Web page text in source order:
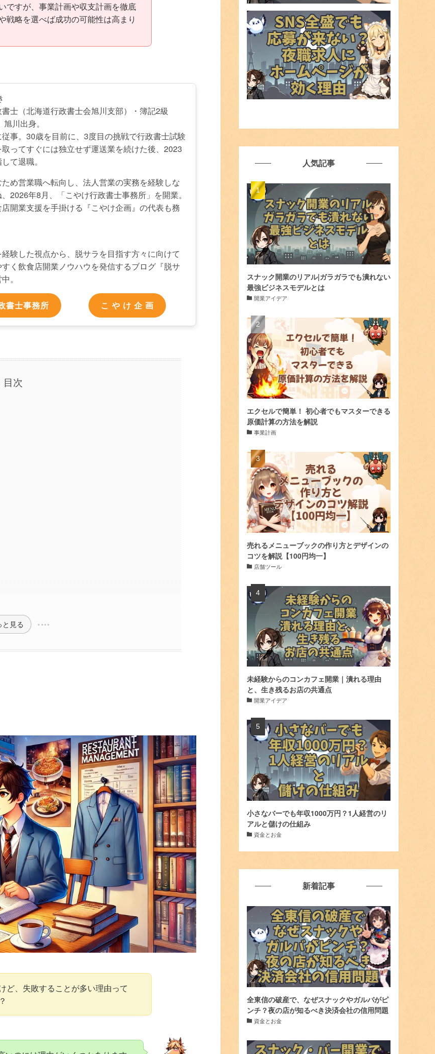
ですが、事業計画や収支計画を徹底
戦略を選べば成功の可能性は高まり
士（北海道行政書士会旭川支部）・簿記2級
川出身。
事。30歳を目前に、3度目の挑戦で行政書士試験
ってすぐには独立せず運送業を続けた後、2023
て退職。
め営業職へ転向し、法人営業の実務を経験しな
2026年8月、「こやけ行政書士事務所」を開業。
開業支援を手掛ける『こやけ企画』の代表も務
験した視点から、脱サラを目指す方々に向けて
く飲食店開業ノウハウを発信するブログ『脱サ
。
書士事務所 こ や け 企 画
目次
と見る
ど、失敗することが多い理由って
人気記事
スナック開業のリアル|ガラガラでも潰れない
最強ビジネスモデルとは
開業アイデア
エクセルで簡単！ 初心者でもマスターできる
原価計算の方法を解説
事業計画
売れるメニューブックの作り方とデザインの
コツを解説【100円均一】
店舗ツール
未経験からのコンカフェ開業｜潰れる理由
と、生き残るお店の共通点
開業アイデア
小さなバーでも年収1000万円？1人経営のリ
アルと儲けの仕組み
資金とお金
新着記事
全東信の破産で、なぜスナックやガルバがピ
ンチ？夜の店が知るべき決済会社の信用問題
資金とお金